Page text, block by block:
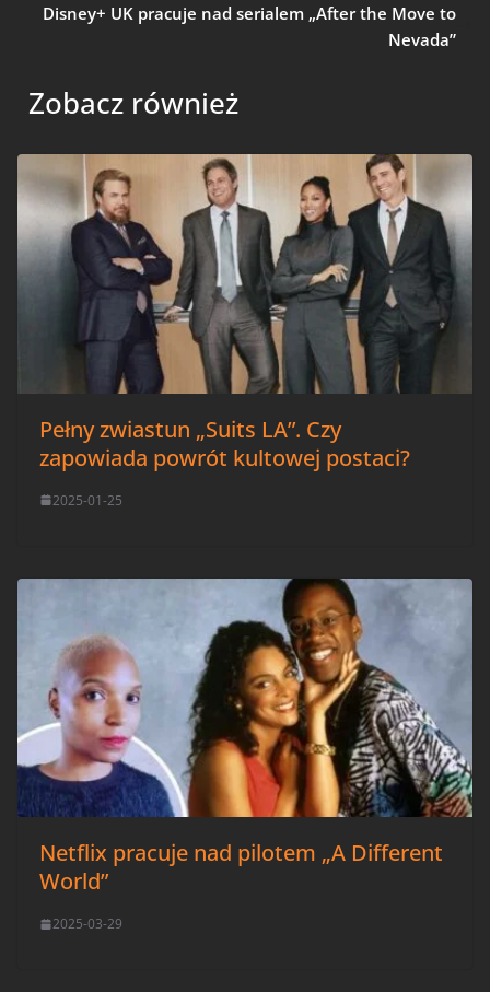
Disney+ UK pracuje nad serialem „After the Move to
Nevada”
Zobacz również
Pełny zwiastun „Suits LA”. Czy
zapowiada powrót kultowej postaci?
2025-01-25
Netflix pracuje nad pilotem „A Different
World”
2025-03-29